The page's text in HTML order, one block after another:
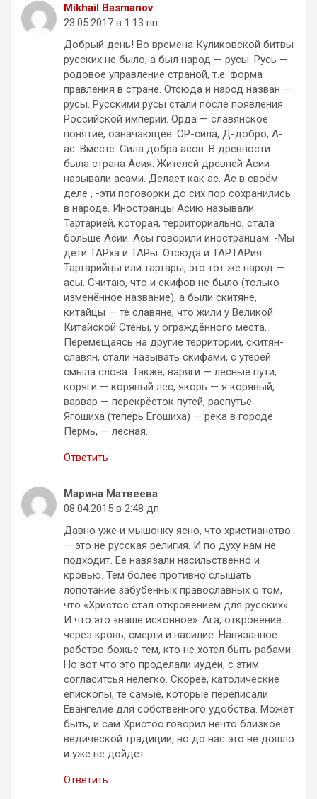
Mikhail Basmanov:
23.05.2017 в 1:13 пп
Добрый день! Во времена Куликовской битвы
русских не было, а был народ — русы. Русь —
родовое управление страной, т.е. форма
правления в стране. Отсюда и народ назван —
русы. Русскими русы стали после появления
Российской империи. Орда — славянское
понятие, означающее: ОР-сила, Д-добро, А-
ас. Вместе: Сила добра асов. В древности
была страна Асия. Жителей древней Асии
называли асами. Делает как ас. Ас в своём
деле , -эти поговорки до сих пор сохранились
в народе. Иностранцы Асию называли
Тартарией, которая, территориально, стала
больше Асии. Асы говорили иностранцам: -Мы
дети ТАРха и ТАРы. Отсюда и ТАРТАРия.
Тартарийцы или тартары, это тот же народ —
асы. Считаю, что и скифов не было (только
изменённое название), а были скитяне,
китайцы — те славяне, что жили у Великой
Китайской Стены, у ограждённого места.
Перемещаясь на другие территории, скитян-
славян, стали называть скифами, с утерей
смыла слова. Также, варяги — лесные пути,
коряги — корявый лес, якорь — я корявый,
варвар — перекрёсток путей, распутье.
Ягошиха (теперь Егошиха) — река в городе
Пермь, — лесная.
Ответить
Марина Матвеева:
08.04.2015 в 2:48 дп
Давно уже и мышонку ясно, что христианство
— это не русская религия. И по духу нам не
подходит. Ее навязали насильственно и
кровью. Тем более противно слышать
лопотание забубенных православных о том,
что «Христос стал откровением для русских».
И что это «наше исконное». Ага, откровение
через кровь, смерти и насилие. Навязанное
рабство божье тем, кто не хотел быть рабами.
Но вот что это проделали иудеи, с этим
согласитсья нелегко. Скорее, католические
епископы, те самые, которые переписали
Евангелие для собственного удобства. Может
быть, и сам Христос говорил нечто близкое
ведической традиции, но до нас это не дошло
и уже не дойдет.
Ответить